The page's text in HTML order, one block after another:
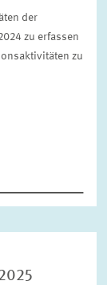
der
zu erfassen
zu